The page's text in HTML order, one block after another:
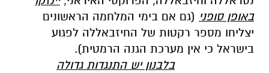
באופן סופני (גם אם בימי המלחמה הראשונים
יצליחו מספר רקטות של החיזבאללה לפגוע
בישראל כי אין מערכת הגנה הרמטית).
בלבנון יש התנגדות גדולה